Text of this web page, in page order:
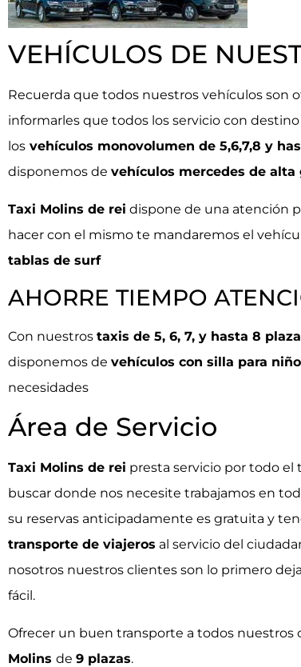
VEHÍCULOS DE
Recuerda que todos nuestros vehículos son
informarles que todos los servicio con destino
los vehículos monovolumen de 5,6,7,8 y
disponemos de vehículos mercedes de alta
Taxi Molins de rei dispone de una atención
hacer con el mismo te mandaremos el
tablas de surf
AHORRE TIEMPO
Con nuestros taxis de 5, 6, 7, y hasta 8
disponemos de vehículos con silla para
necesidades
Área de Servicio
Taxi Molins de rei presta servicio por todo el
buscar donde nos necesite trabajamos en
su reservas anticipadamente es gratuita y
transporte de viajeros al servicio del
nosotros nuestros clientes son lo primero
fácil.
Ofrecer un buen transporte a todos nuestros
Molins de 9 plazas.